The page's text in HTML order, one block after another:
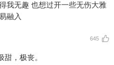
我无趣 也想过开一些无伤大雅
融入
645
，极丧。